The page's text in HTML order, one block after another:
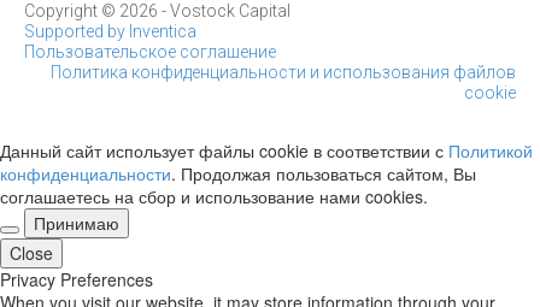
Copyright © 2026 - Vostock Capital
Supported by Inventica
Пользовательское соглашение
Политика конфиденциальности и использования файлов
cookie
Данный сайт использует файлы cookie в соответствии с Политикой
конфиденциальности. Продолжая пользоваться сайтом, Вы
соглашаетесь на сбор и использование нами cookies.
Принимаю
Close
Privacy Preferences